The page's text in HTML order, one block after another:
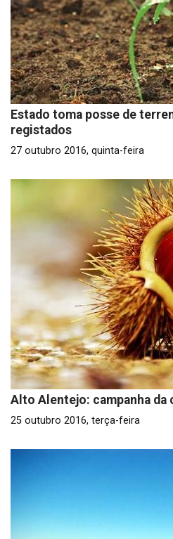
Estado toma posse de
registados
27 outubro 2016, quinta-feira
Alto Alentejo: campanha da
25 outubro 2016, terça-feira